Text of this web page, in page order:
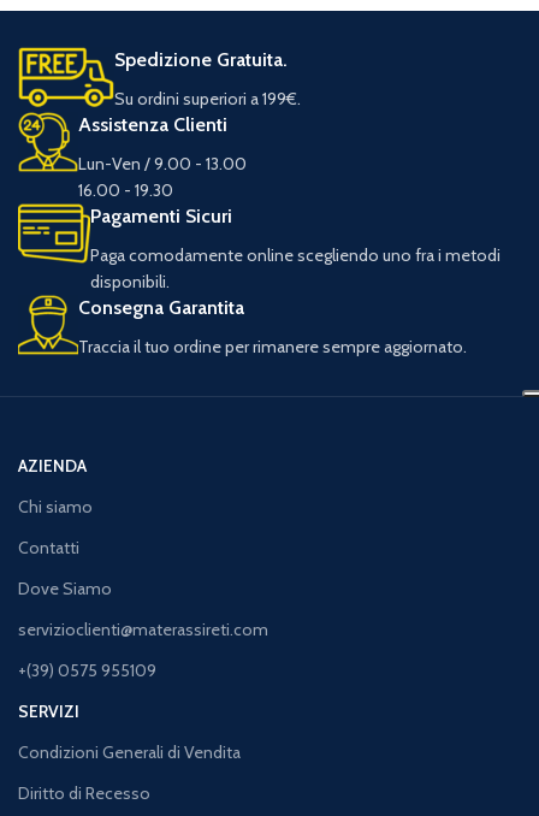
Spedizione Gratuita.
Su ordini superiori a 199€.
Assistenza Clienti
Lun-Ven / 9.00 - 13.00
16.00 - 19.30
Pagamenti Sicuri
Paga comodamente online scegliendo uno fra i metodi
disponibili.
Consegna Garantita
Traccia il tuo ordine per rimanere sempre aggiornato.
AZIENDA
Chi siamo
Contatti
Dove Siamo
servizioclienti@materassireti.com
+(39) 0575 955109
SERVIZI
Condizioni Generali di Vendita
Diritto di Recesso